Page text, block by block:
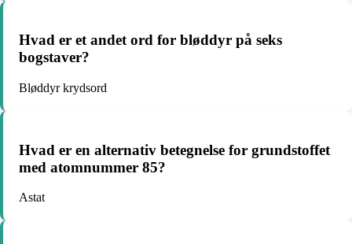
Hvad er et andet ord for bløddyr på seks
bogstaver?
Bløddyr krydsord
Hvad er en alternativ betegnelse for grundstoffet
med atomnummer 85?
Astat